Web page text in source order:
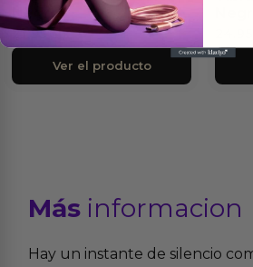
Negro
21.95€
Ver el producto
Más informacion
Hay un instante de silencio